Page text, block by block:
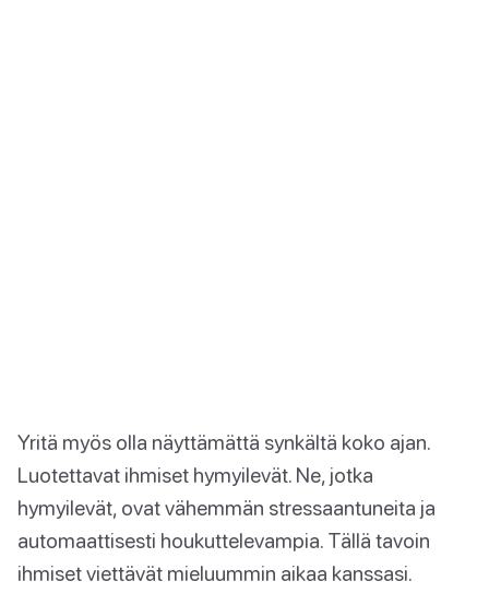
Yritä myös olla näyttämättä synkältä koko ajan.
Luotettavat ihmiset hymyilevät. Ne, jotka
hymyilevät, ovat vähemmän stressaantuneita ja
automaattisesti houkuttelevampia. Tällä tavoin
ihmiset viettävät mieluummin aikaa kanssasi.